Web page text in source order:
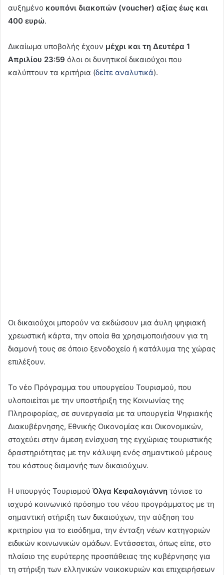
αυξημένο κουπόνι διακοπών (voucher) αξίας έως και
400 ευρώ.
Δικαίωμα υποβολής έχουν μέχρι και τη Δευτέρα 1
Απριλίου 23:59 όλοι οι δυνητικοί δικαιούχοι που
καλύπτουν τα κριτήρια (δείτε αναλυτικά).
Οι δικαιούχοι μπορούν να εκδώσουν μια άυλη ψηφιακή
χρεωστική κάρτα, την οποία θα χρησιμοποιήσουν για τη
διαμονή τους σε όποιο ξενοδοχείο ή κατάλυμα της χώρας
επιλέξουν.
Το νέο Πρόγραμμα του υπουργείου Τουρισμού, που
υλοποιείται με την υποστήριξη της Κοινωνίας της
Πληροφορίας, σε συνεργασία με τα υπουργεία Ψηφιακής
Διακυβέρνησης, Εθνικής Οικονομίας και Οικονομικών,
στοχεύει στην άμεση ενίσχυση της εγχώριας τουριστικής
δραστηριότητας με την κάλυψη ενός σημαντικού μέρους
του κόστους διαμονής των δικαιούχων.
Η υπουργός Τουρισμού Όλγα Κεφαλογιάννη τόνισε το
ισχυρό κοινωνικό πρόσημο του νέου προγράμματος με τη
σημαντική στήριξη των δικαιούχων, την αύξηση του
κριτηρίου για το εισόδημα, την ένταξη νέων κατηγοριών
ειδικών κοινωνικών ομάδων. Εντάσσεται, όπως είπε, στο
πλαίσιο της ευρύτερης προσπάθειας της κυβέρνησης για
τη στήριξη των ελληνικών νοικοκυριών και επιχειρήσεων